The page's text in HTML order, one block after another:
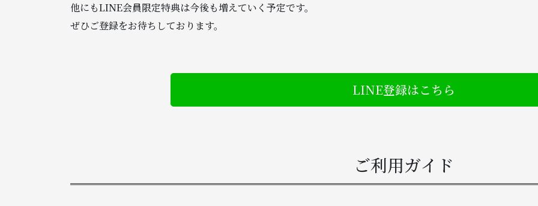
他にもLINE会員限定特典は今後も増えていく予定です。
ぜひご登録をお待ちしております。
LINE登録はこちら
ご利用ガイド